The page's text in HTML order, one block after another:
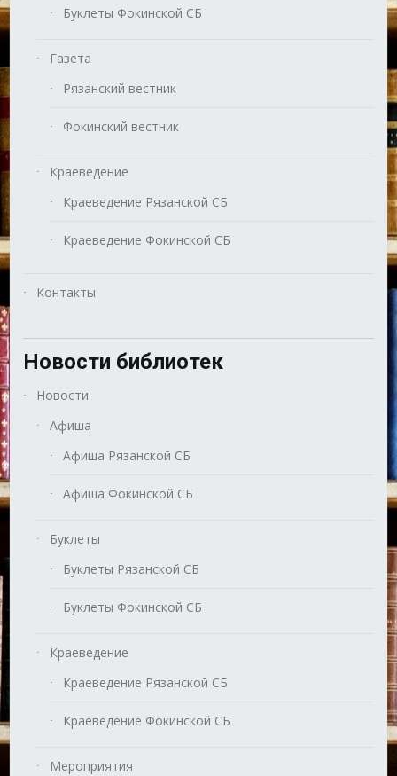
Буклеты Фокинской СБ
Газета
Рязанский вестник
Фокинский вестник
Краеведение
Краеведение Рязанской СБ
Краеведение Фокинской СБ
Контакты
Новости библиотек
Новости
Афиша
Афиша Рязанской СБ
Афиша Фокинской СБ
Буклеты
Буклеты Рязанской СБ
Буклеты Фокинской СБ
Краеведение
Краеведение Рязанской СБ
Краеведение Фокинской СБ
Мероприятия